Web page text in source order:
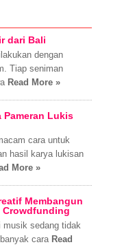
dari Bali
dengan
Tiap seniman
Read More »
Pameran Lukis
cara untuk
hasil karya lukisan
More »
Membangun
Crowdfunding
musik sedang tidak
cara Read